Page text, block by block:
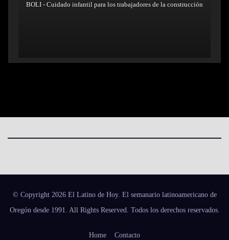
BOLI - Cuidado infantil para los trabajadores de la construcción
© Copyright 2026 El Latino de Hoy. El semanario latinoamericano de
Oregón desde 1991. All Rights Reserved. Todos los derechos reservados.
Home Contacto